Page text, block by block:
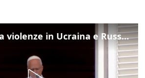
Il Papa: "Basta violenze in Ucraina e Russia, spazio a diplomazia"